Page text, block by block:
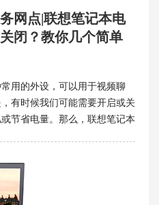
网点|联想笔记本电
闭？教你几个简单
用的外设，可以用于视频聊
有时候我们可能需要开启或关
节省电量。那么，联想笔记本